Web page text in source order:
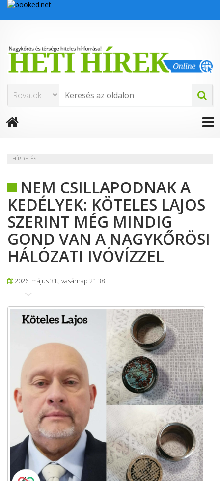
HÍRDETÉS
NEM CSILLAPODNAK A
KEDÉLYEK: KÖTELES LAJOS
SZERINT MÉG MINDIG
GOND VAN A NAGYKŐRÖSI
HÁLÓZATI IVÓVÍZZEL
2026. május 31., vasárnap 21:38